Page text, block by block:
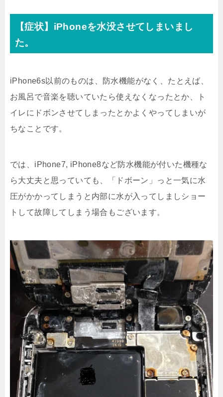
【症状】iPhoneを水没させてしまいまし
た。
iPhone6s以前のものは、防水機能がなく、たとえば、
お風呂で音楽を聴いていたら使えなくなったとか、ト
イレにドボンさせてしまったとかよくやってしまいが
ちなことです。
では、iPhone7, iPhone8など防水機能が付いた機種な
ら大丈夫と思っていても、「ドボーン」っと一気に水
圧がかかってしまうと内部に水が入ってしましショー
トして故障してしまう場合もございます。